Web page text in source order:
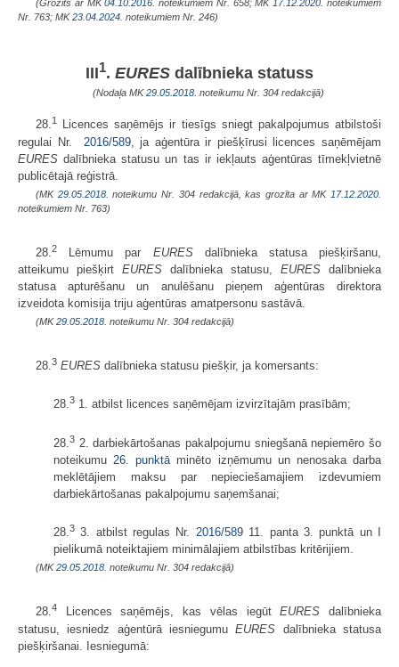
(Grozīts ar MK04.10.2016. noteikumiem Nr. 658; MK 17.12.2020. noteikumiem
Nr. 763; MK23.04.2024. noteikumiem Nr. 246)
III1. EURES dalībnieka statuss
(Nodaļa MK29.05.2018. noteikumu Nr. 304 redakcijā)
28.1
Licences saņēmējs ir tiesīgs sniegt pakalpojumus atbilstoši
regulai Nr. 2016/589, ja aģentūra ir piešķīrusi licences saņēmējam
EURES dalībnieka statusu un tas ir iekļauts aģentūras tīmekļvietnē
publicētajā reģistrā.
(MK 29.05.2018. noteikumu Nr. 304 redakcijā, kas grozīta ar MK 17.12.2020.
noteikumiem Nr. 763)
28.2 Lēmumu par EURESdalībnieka statusa piešķiršanu,
atteikumu piešķirt EURES dalībnieka statusu, EURES dalībnieka
statusa apturēšanu un anulēšanu pieņem aģentūras direktora
izveidota komisija triju aģentūras amatpersonu sastāvā.
(MK29.05.2018. noteikumu Nr. 304 redakcijā)
28.3 EURES dalībnieka statusu piešķir, ja komersants:
28.3 1. atbilst licences saņēmējam izvirzītajām prasībām;
28.3 2. darbiekārtošanas pakalpojumu sniegšanā nepiemēro šo
noteikumu26. punktāminēto izņēmumu un nenosaka darba
meklētājiem maksu par nepieciešamajiem izdevumiem
darbiekārtošanas pakalpojumu saņemšanai;
28.3 3. atbilst regulas Nr. 2016/58911. panta 3. punktā un I
pielikumā noteiktajiem minimālajiem atbilstības kritērijiem.
(MK29.05.2018. noteikumu Nr. 304 redakcijā)
28.4 Licences saņēmējs, kas vēlas iegūtEURES dalībnieka
statusu, iesniedz aģentūrā iesniegumuEURES dalībnieka statusa
piešķiršanai. Iesniegumā: